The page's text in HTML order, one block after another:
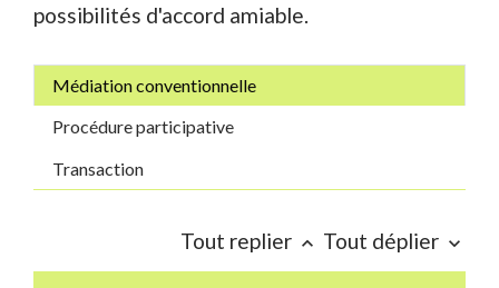
possibilités d'accord amiable.
Médiation conventionnelle
Procédure participative
Transaction
Tout replier keyboard_arrow_up Tout déplier keyboard_arrow_down